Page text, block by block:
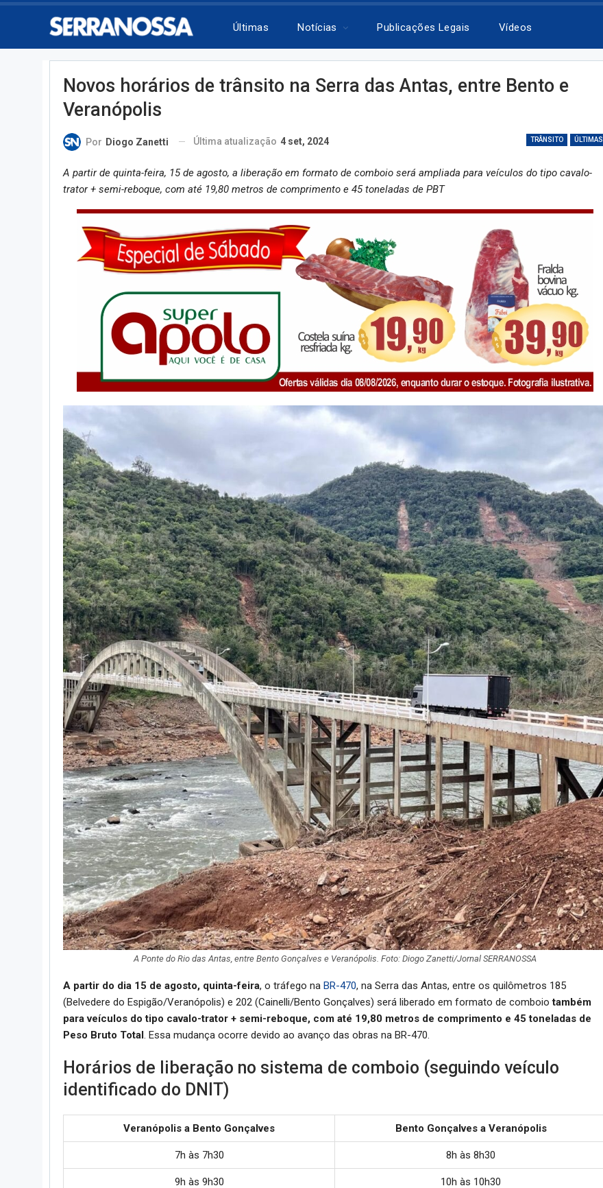
Últimas Notícias Publicações Legais Vídeos
Novos horários de trânsito na Serra das Antas, entre Bento e
Veranópolis
TRÂNSITO ÚLTIMAS
Por Diogo Zanetti Última atualização 4 set, 2024
A partir de quinta-feira, 15 de agosto, a liberação em formato de comboio será ampliada para veículos do tipo cavalo-
trator + semi-reboque, com até 19,80 metros de comprimento e 45 toneladas de PBT
A partir do dia 15 de agosto, quinta-feira, o tráfego na BR-470, na Serra das Antas, entre os quilômetros 185
(Belvedere do Espigão/Veranópolis) e 202 (Cainelli/Bento Gonçalves) será liberado em formato de comboiotambém
para veículos do tipo cavalo-trator + semi-reboque, com até 19,80 metros de comprimento e 45 toneladas de
Horários de liberação no sistema de comboio (seguindo veículo
identificado do DNIT)
Veranópolis a Bento Gonçalves Bento Gonçalves a Veranópolis
7h às 7h30 8h às 8h30